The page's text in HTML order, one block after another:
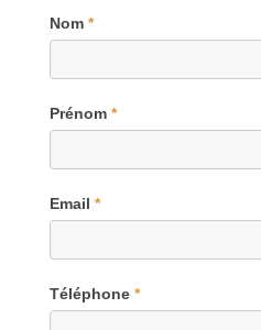
Villes
Nom *
Prénom *
Email *
Téléphone *